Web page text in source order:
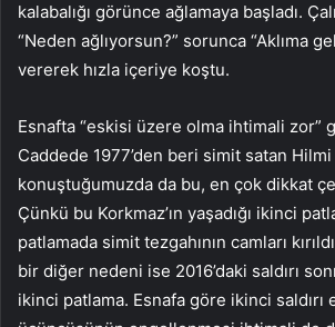
kalabalığı görünce ağlamaya başladı.
“Neden ağlıyorsun?” sorunca “Aklıma
vererek hızla içeriye koştu.
Esnafta “eskisi üzere olma ihtimali zor”
Caddede 1977’den beri simit satan Hilmi
konuştuğumuzda da bu, en çok dikkat
Çünkü bu Korkmaz’ın yaşadığı ikinci
patlamada simit tezgahının camları
bir diğer nedeni ise 2016’daki saldırı
ikinci patlama. Esnafa göre ikinci saldırı